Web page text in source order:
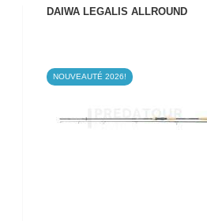
DAIWA LEGALIS ALLROUND
NOUVEAUTÉ 2026!